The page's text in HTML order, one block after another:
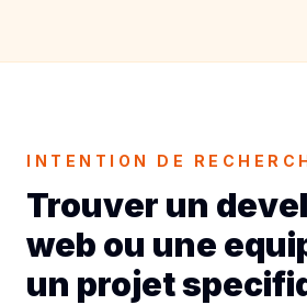
INTENTION DE
Trouver un
web ou une
un projet